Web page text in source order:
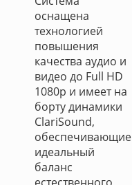
оснащена
технологией
повышения
качества аудио и
видео до Full HD
1080p и имеет на
борту динамики
ClariSound,
обеспечивающие
идеальный
баланс